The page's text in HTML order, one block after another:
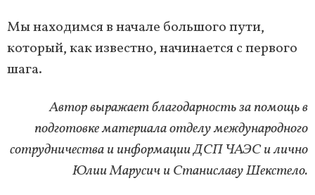
Мы находимся в начале большого пути,
который, как известно, начинается с первого
шага.
Автор выражает благодарность за помощь в
подготовке материала отделу международного
сотрудничества и информации ДСП ЧАЭС и лично
Юлии Марусич и Станиславу Шекстело.